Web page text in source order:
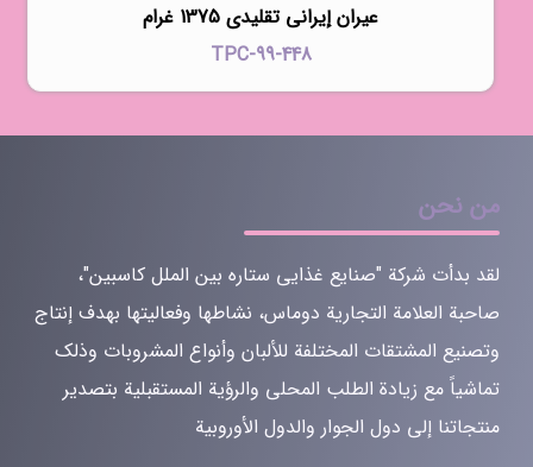
عيران إيراني تقليدي 1375 غرام
TPC-99-448
من نحن
لقد بدأت شركة "صنايع غذايي ستاره بين الملل كاسبين"،
صاحبة العلامة التجارية دوماس، نشاطها وفعاليتها بهدف إنتاج
وتصنيع المشتقات المختلفة للألبان وأنواع المشروبات وذلك
تماشياً مع زيادة الطلب المحلي والرؤية المستقبلية بتصدير
منتجاتنا إلى دول الجوار والدول الأوروبية